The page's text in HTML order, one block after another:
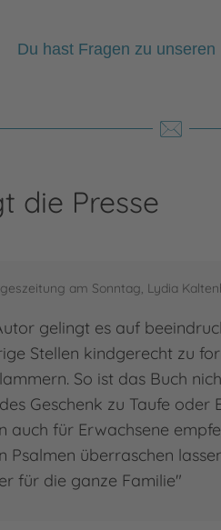
Du hast Fragen zu unseren
die Presse
am Sonntag, Lydia
gelingt es auf
Stellen kindgerecht zu
So ist das Buch
Geschenk zu Taufe oder
auch für Erwachsene
Psalmen überraschen
für die ganze Familie"